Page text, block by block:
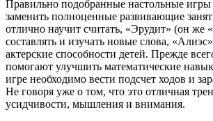
Правильно подобранные настольные игры
заменить полноценные развивающие
отлично научит считать, «Эрудит» (он же
составлять и изучать новые слова,
актерские способности детей. Прежде
помогают улучшить математические
игре необходимо вести подсчет ходов и
Не говоря уже о том, что это отличная
усидчивости, мышления и внимания.